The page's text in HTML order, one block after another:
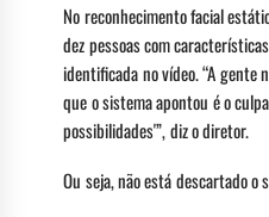
No reconhecimento facial
dez pessoas com
identificada no vídeo. “A gente
que o sistema apontou é o
possibilidades'”, diz o diretor.
Ou seja, não está descartado